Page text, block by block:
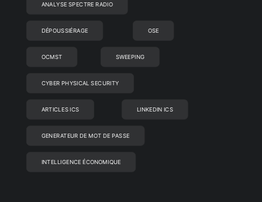
ANALYSE SPECTRE RADIO
DÉPOUSSIÉRAGE OSE
OCMST SWEEPING
CYBER PHYSICAL SECURITY
ARTICLES ICS LINKEDIN ICS
GENERATEUR DE MOT DE PASSE
INTELLIGENCE ÉCONOMIQUE